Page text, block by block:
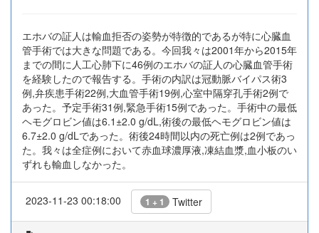
エホバの証人は輸血拒否の姿勢が特徴的であるが特に心臓血
管手術では大きな問題である。今回我々は2001年から2015年
までの間に人工心肺下に46例のエホバの証人の心臓血管手術
を経験したので報告する。手術の内訳は冠動脈バイパス術3
例,弁疾患手術22例,大血管手術19例,心室中隔穿孔手術2例で
あった。予定手術31例,緊急手術15例であった。手術中の最低
ヘモグロビン値は6.1±2.0 g/dL,術後の最低ヘモグロビン値は
6.7±2.0 g/dLであった。術後24時間以内の死亡例は2例であっ
た。我々は全症例において赤血球濃厚液,凍結血漿,血小板のい
ずれも輸血しなかった。
2023-11-23 00:18:00 1 + 1 Twitter